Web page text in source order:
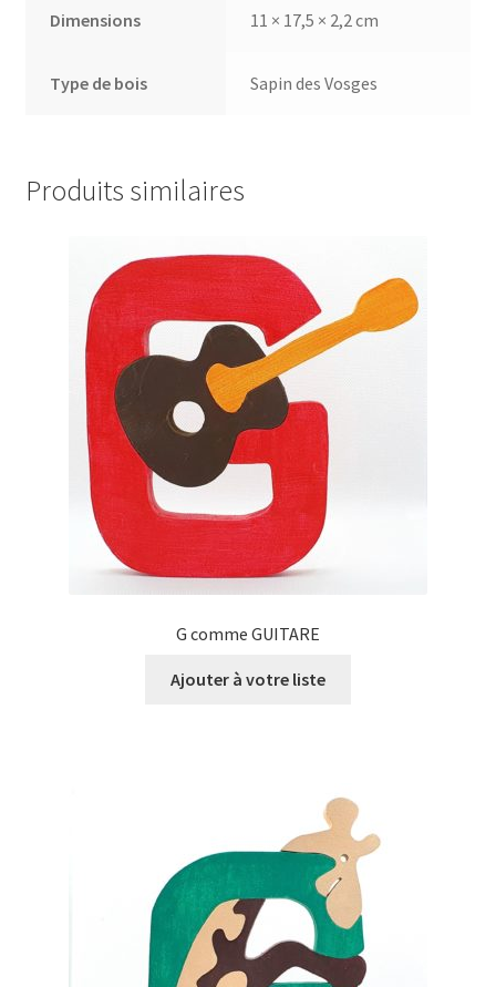
Dimensions 11 × 17,5 × 2,2 cm
Type de bois Sapin des Vosges
Produits similaires
G comme GUITARE
Ajouter à votre liste